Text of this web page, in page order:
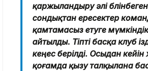
қаржыландыру әлі
сондықтан ересектер
қамтамасыз етуге
айтылды. Тіпті басқа клуб
кеңес берілді. Осыдан
қоғамда қызу талқылана